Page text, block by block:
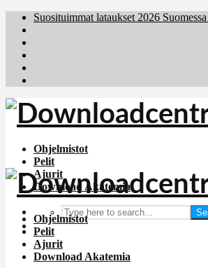
Suosituimmat lataukset 2026
Ohjelmistot
Pelit
Ajurit
Download Akatemia
Ohjelmistot
Pelit
Ajurit
Download Akatemia